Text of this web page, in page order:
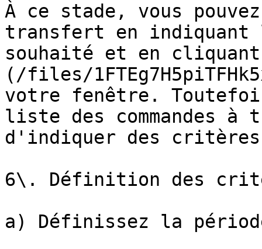
À ce stade, vous
transfert en
souhaité et en
(/files/
votre fenêtre.
liste des commandes
d'indiquer des
6\. Définition des
a) Définissez la